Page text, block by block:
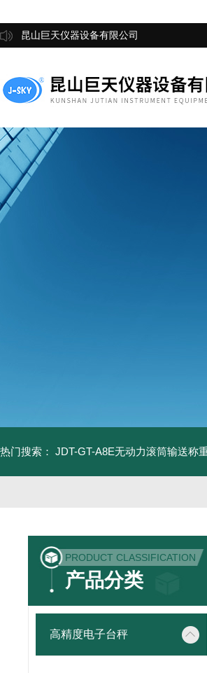
昆山巨天仪器设备有限公司
热门搜索： JDT-GT-A8E无动力滚筒输送称
PRODUCT CLASSIFICATION
产品分类
高精度电子台秤